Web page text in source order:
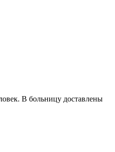
В больницу доставлены